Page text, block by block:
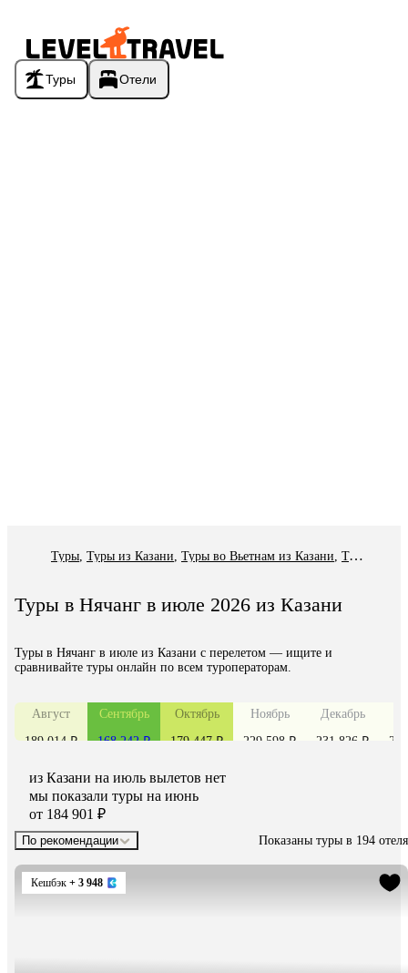
Туры Отели
Туры Туры из Казани Туры во Вьетнам из Казани Туры в Нячанг из Казани
Туры в Нячанг в июле 2026 из Казани
Туры в Нячанг в июле из Казани с перелетом — ищите и
сравнивайте туры онлайн по всем туроператорам.
Август
189 014 ₽
Сентябрь
168 242 ₽
Октябрь
179 447 ₽
Ноябрь
229 598 ₽
Декабрь
231 826 ₽
из Казани на июль вылетов нет
мы показали туры на июнь
от 184 901 ₽
По рекомендации Показаны туры в 194 отеля
Кешбэк + 3 948